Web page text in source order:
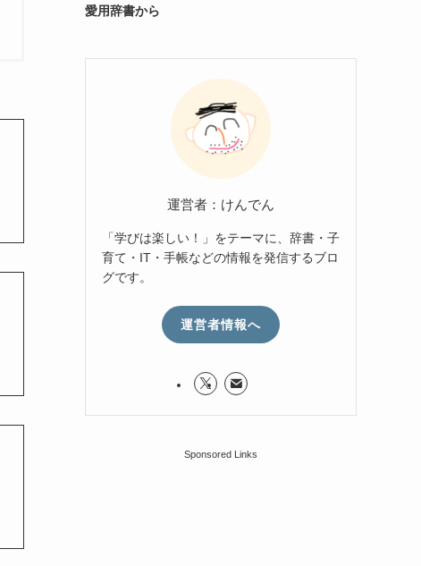
愛用辞書から
運営者：けんでん
「学びは楽しい！」をテーマに、辞書・子
育て・IT・手帳などの情報を発信するブロ
グです。
運営者情報へ
Sponsored Links